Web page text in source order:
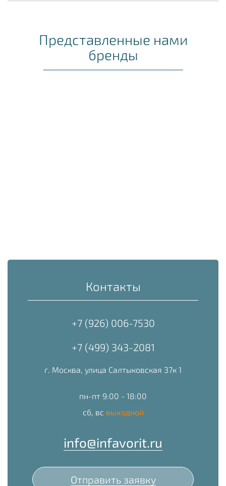
Представленные нами
бренды
Контакты
+7 (926) 006-7530
+7 (499) 343-2081
г. Москва, улица Салтыковская 37к 1
пн-пт 9:00 - 18:00
сб, вс выходной
info@infavorit.ru
Отправить заявку